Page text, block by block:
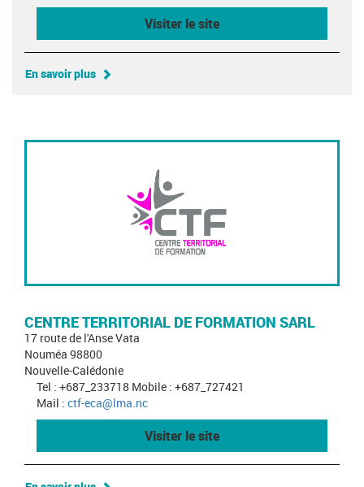
Visiter le site
En savoir plus
CENTRE TERRITORIAL DE FORMATION SARL
17 route de l'Anse Vata
Nouméa 98800
Nouvelle-Calédonie
Tel : +687_233718 Mobile : +687_727421
Mail : ctf-eca@lma.nc
Visiter le site